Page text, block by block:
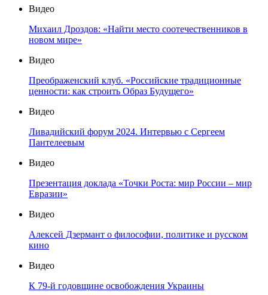
Видео
Михаил Дроздов: «Найти место соотечественников в
новом мире»
Видео
Преображенский клуб. «Российские традиционные
ценности: как строить Образ Будущего»
Видео
Ливадийский форум 2024. Интервью с Сергеем
Пантелеевым
Видео
Презентация доклада «Точки Роста: мир России – мир
Евразии»
Видео
Алексей Дзермант о философии, политике и русском
кино
Видео
К 79-й годовщине освобождения Украины